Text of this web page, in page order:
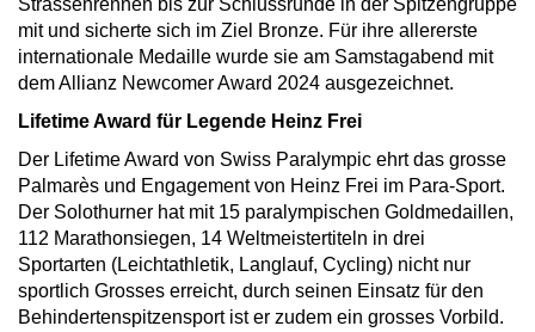
Strassenrennen bis zur Schlussrunde in der Spitzengruppe
mit und sicherte sich im Ziel Bronze. Für ihre allererste
internationale Medaille wurde sie am Samstagabend mit
dem Allianz Newcomer Award 2024 ausgezeichnet.
Lifetime Award für Legende Heinz Frei
Der Lifetime Award von Swiss Paralympic ehrt das grosse
Palmarès und Engagement von Heinz Frei im Para-Sport.
Der Solothurner hat mit 15 paralympischen Goldmedaillen,
112 Marathonsiegen, 14 Weltmeistertiteln in drei
Sportarten (Leichtathletik, Langlauf, Cycling) nicht nur
sportlich Grosses erreicht, durch seinen Einsatz für den
Behindertenspitzensport ist er zudem ein grosses Vorbild.